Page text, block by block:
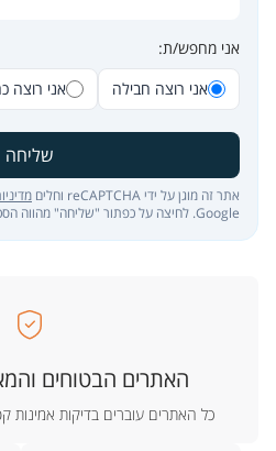
אני מחפש/ת:
אני רוצה חבילה
אני רוצה
שליחה
אתר זה מוגן על ידי reCAPTCHA וחלים
Google. לחיצה על כפתור "שליחה" מהווה הסכמה ל
האתרים הבטוחים
כל האתרים עוברים בדיקות אמינות